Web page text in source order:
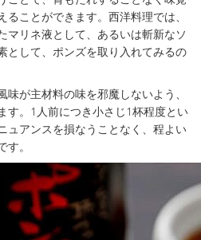
ことができます。西洋料理では、
マリネ液として、あるいは斬新なソ
として、ポンズを取り入れてみるの
が主材料の味を邪魔しないよう、
す。1人前につき小さじ1杯程度とい
ュアンスを損なうことなく、程よい
。